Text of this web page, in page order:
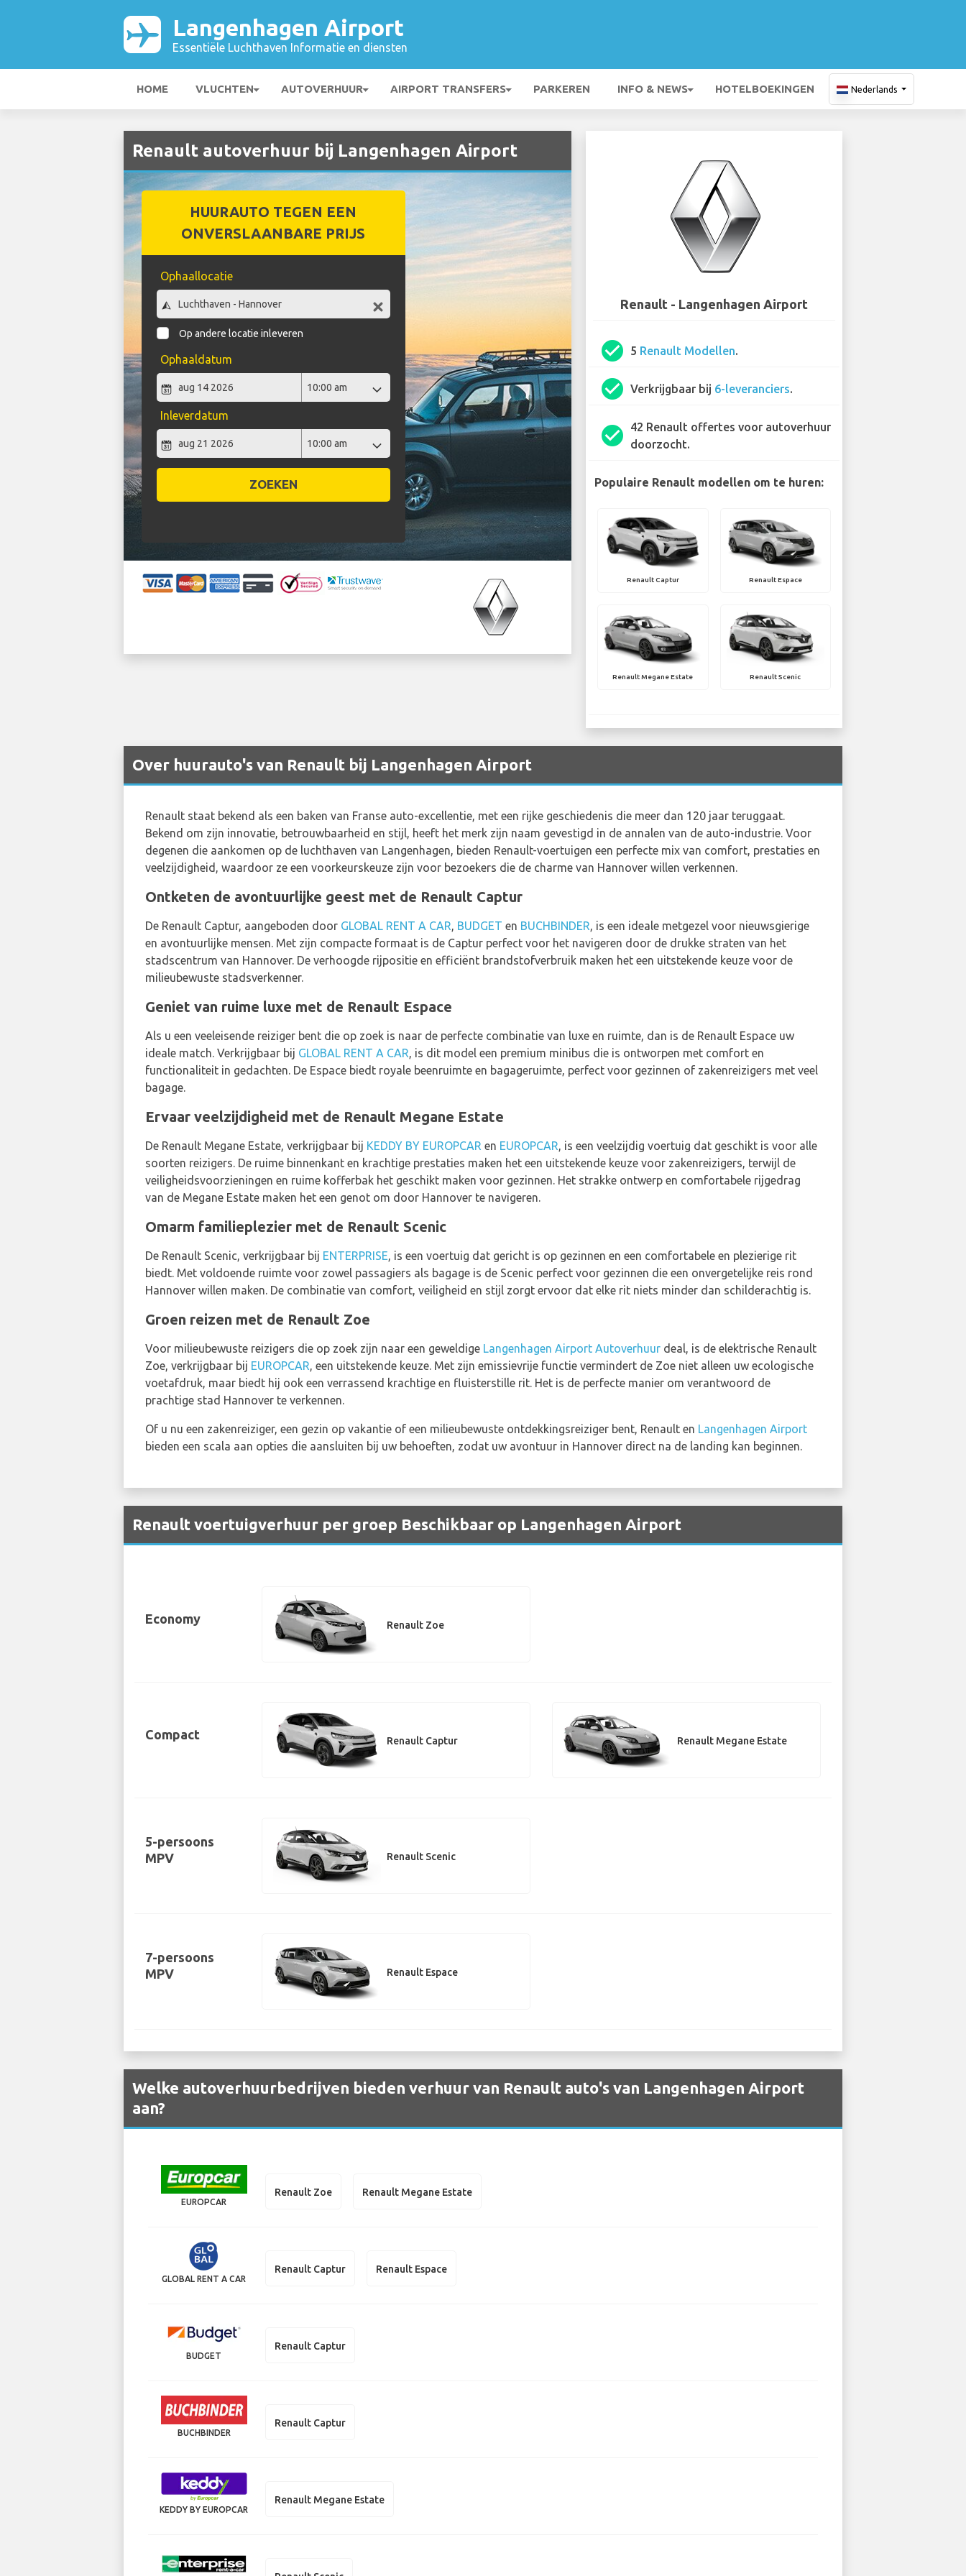
Langenhagen Airport
Essentiële Luchthaven Informatie en diensten
HOME VLUCHTEN AUTOVERHUUR AIRPORT TRANSFERS PARKEREN INFO & NEWS HOTELBOEKINGEN Nederlands
Renault autoverhuur bij Langenhagen Airport
HUURAUTO TEGEN EEN
ONVERSLAANBARE PRIJS
Ophaallocatie
Op andere locatie inleveren
Ophaaldatum
Inleverdatum
ZOEKEN
Renault - Langenhagen Airport
check_circle 5 Renault Modellen.
check_circle Verkrijgbaar bij 6-leveranciers.
check_circle
42 Renault offertes voor autoverhuur
doorzocht.
Populaire Renault modellen om te huren:
Renault Captur Renault Espace
Renault Megane Estate Renault Scenic
Over huurauto's van Renault bij Langenhagen Airport
Renault staat bekend als een baken van Franse auto-excellentie, met een rijke geschiedenis die meer dan 120 jaar teruggaat.
Bekend om zijn innovatie, betrouwbaarheid en stijl, heeft het merk zijn naam gevestigd in de annalen van de auto-industrie. Voor
degenen die aankomen op de luchthaven van Langenhagen, bieden Renault-voertuigen een perfecte mix van comfort, prestaties en
veelzijdigheid, waardoor ze een voorkeurskeuze zijn voor bezoekers die de charme van Hannover willen verkennen.
Ontketen de avontuurlijke geest met de Renault Captur
De Renault Captur, aangeboden door GLOBAL RENT A CAR, BUDGET en BUCHBINDER, is een ideale metgezel voor nieuwsgierige
en avontuurlijke mensen. Met zijn compacte formaat is de Captur perfect voor het navigeren door de drukke straten van het
stadscentrum van Hannover. De verhoogde rijpositie en efficiënt brandstofverbruik maken het een uitstekende keuze voor de
milieubewuste stadsverkenner.
Geniet van ruime luxe met de Renault Espace
Als u een veeleisende reiziger bent die op zoek is naar de perfecte combinatie van luxe en ruimte, dan is de Renault Espace uw
ideale match. Verkrijgbaar bij GLOBAL RENT A CAR, is dit model een premium minibus die is ontworpen met comfort en
functionaliteit in gedachten. De Espace biedt royale beenruimte en bagageruimte, perfect voor gezinnen of zakenreizigers met veel
bagage.
Ervaar veelzijdigheid met de Renault Megane Estate
De Renault Megane Estate, verkrijgbaar bij KEDDY BY EUROPCAR en EUROPCAR, is een veelzijdig voertuig dat geschikt is voor alle
soorten reizigers. De ruime binnenkant en krachtige prestaties maken het een uitstekende keuze voor zakenreizigers, terwijl de
veiligheidsvoorzieningen en ruime kofferbak het geschikt maken voor gezinnen. Het strakke ontwerp en comfortabele rijgedrag
van de Megane Estate maken het een genot om door Hannover te navigeren.
Omarm familieplezier met de Renault Scenic
De Renault Scenic, verkrijgbaar bij ENTERPRISE, is een voertuig dat gericht is op gezinnen en een comfortabele en plezierige rit
biedt. Met voldoende ruimte voor zowel passagiers als bagage is de Scenic perfect voor gezinnen die een onvergetelijke reis rond
Hannover willen maken. De combinatie van comfort, veiligheid en stijl zorgt ervoor dat elke rit niets minder dan schilderachtig is.
Groen reizen met de Renault Zoe
Voor milieubewuste reizigers die op zoek zijn naar een geweldige Langenhagen Airport Autoverhuur deal, is de elektrische Renault
Zoe, verkrijgbaar bij EUROPCAR, een uitstekende keuze. Met zijn emissievrije functie vermindert de Zoe niet alleen uw ecologische
voetafdruk, maar biedt hij ook een verrassend krachtige en fluisterstille rit. Het is de perfecte manier om verantwoord de
prachtige stad Hannover te verkennen.
Of u nu een zakenreiziger, een gezin op vakantie of een milieubewuste ontdekkingsreiziger bent, Renault en Langenhagen Airport
bieden een scala aan opties die aansluiten bij uw behoeften, zodat uw avontuur in Hannover direct na de landing kan beginnen.
Renault voertuigverhuur per groep Beschikbaar op Langenhagen Airport
Economy Renault Zoe
Compact Renault Captur Renault Megane Estate
5-persoons
MPV
Renault Scenic
7-persoons
MPV
Renault Espace
Welke autoverhuurbedrijven bieden verhuur van Renault auto's van Langenhagen Airport
aan?
EUROPCAR
Renault Zoe Renault Megane Estate
GLOBAL RENT A CAR
Renault Captur Renault Espace
BUDGET
Renault Captur
BUCHBINDER
Renault Captur
KEDDY BY EUROPCAR
Renault Megane Estate